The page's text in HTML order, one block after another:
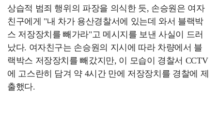
상습적 범죄 행위의 파장을 의식한 듯, 손승원은 여자
친구에게 "내 차가 용산경찰서에 있는데 와서 블랙박
스 저장장치를 빼가라"고 메시지를 보낸 사실이 드러
났다. 여자친구는 손승원의 지시에 따라 차량에서 블
랙박스 저장장치를 빼갔지만, 이 모습이 경찰서 CCTV
에 고스란히 담겨 약 4시간 만에 저장장치를 경찰에 제
출했다.